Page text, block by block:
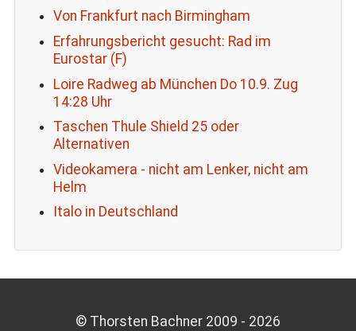
Von Frankfurt nach Birmingham
Erfahrungsbericht gesucht: Rad im
Eurostar (F)
Loire Radweg ab München Do 10.9. Zug
14:28 Uhr
Taschen Thule Shield 25 oder
Alternativen
Videokamera - nicht am Lenker, nicht am
Helm
Italo in Deutschland
© Thorsten Bachner 2009 - 2026